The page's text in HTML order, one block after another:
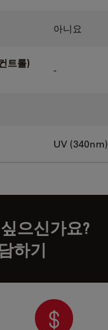
아니요
트롤)
-
UV (340nm)
으신가요?
하기